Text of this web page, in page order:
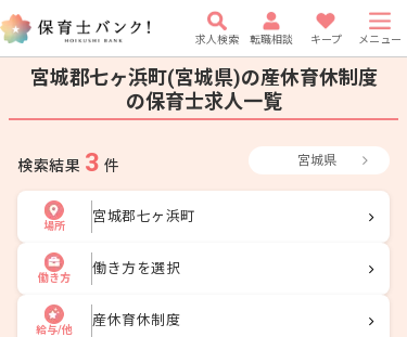
求人検索 転職相談 キープ メニュー
宮城郡七ヶ浜町(宮城県)の産休育休制度
の保育士求人一覧
検索結果 3 件 宮城県
場所
宮城郡七ヶ浜町
働き方
働き方を選択
給与/他
産休育休制度